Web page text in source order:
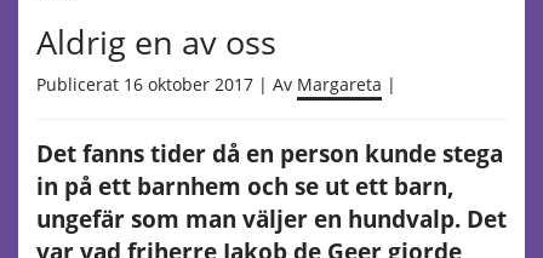
Aldrig en av oss
Publicerat 16 oktober 2017 | Av Margareta |
Det fanns tider då en person kunde stega
in på ett barnhem och se ut ett barn,
ungefär som man väljer en hundvalp. Det